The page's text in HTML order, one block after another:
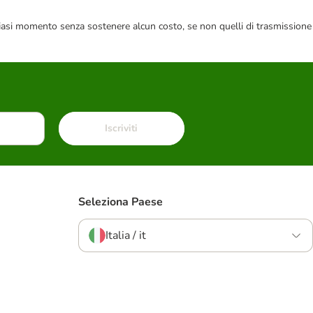
momento senza sostenere alcun costo, se non quelli di trasmissione
Iscriviti
Seleziona Paese
Italia / it